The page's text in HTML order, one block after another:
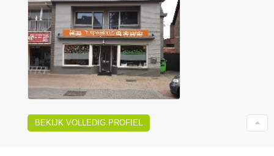
BEKIJK VOLLEDIG PROFIEL